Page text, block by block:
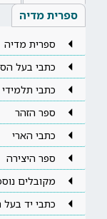
ספרית מדיה
ספרית מדיה
כתבי בעל
כתבי
ספר הזהר
כתבי הארי
ספר היצירה
מקובלים
כתבי יד